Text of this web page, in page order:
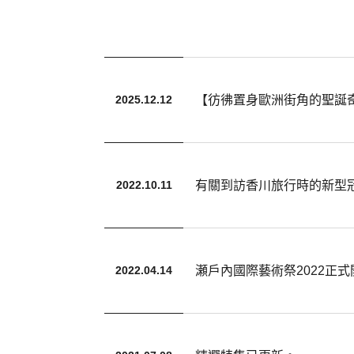
2025.12.12 【彷彿置身歐洲街角的聖
2022.10.11 有關到訪香川旅行時的新型
2022.04.14 瀬戶內國際藝術祭2022正式